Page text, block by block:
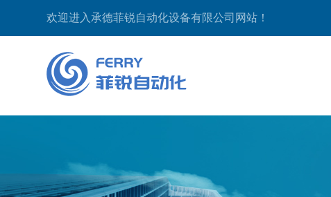
欢迎进入承德菲锐自动化设备有限公司网站！